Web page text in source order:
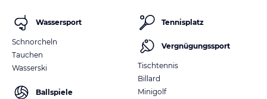
Wassersport
Schnorcheln
Tauchen
Wasserski
Ballspiele
Tennisplatz
Vergnügungssport
Tischtennis
Billard
Minigolf